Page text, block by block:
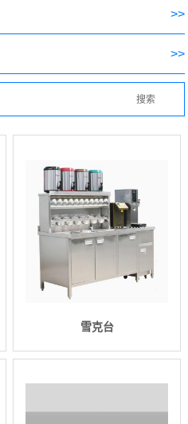
>>
>>
雪克台